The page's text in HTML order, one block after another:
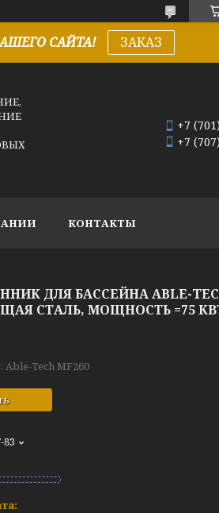
САЙТА! ЗАКАЗ
+7
+7
КОНТАКТЫ
ДЛЯ БАССЕЙНА ABLE-
СТАЛЬ, МОЩНОСТЬ =75
Able-Tech MF260
83